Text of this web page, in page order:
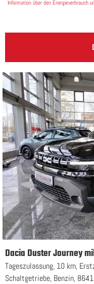
Information über den Energieverbrauch
Dacia Duster Journey
Tageszulassung, 10 km,
Schaltgetriebe, Benzin,